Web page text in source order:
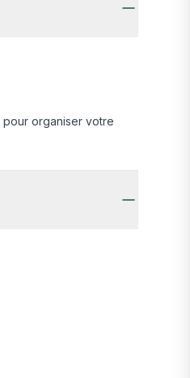
pour organiser votre